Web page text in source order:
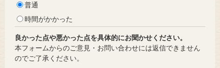
普通
時間がかかった
良かった点や悪かった点を具体的にお聞かせください。
本フォームからのご意見・お問い合わせには返信できません
のでご了承ください。